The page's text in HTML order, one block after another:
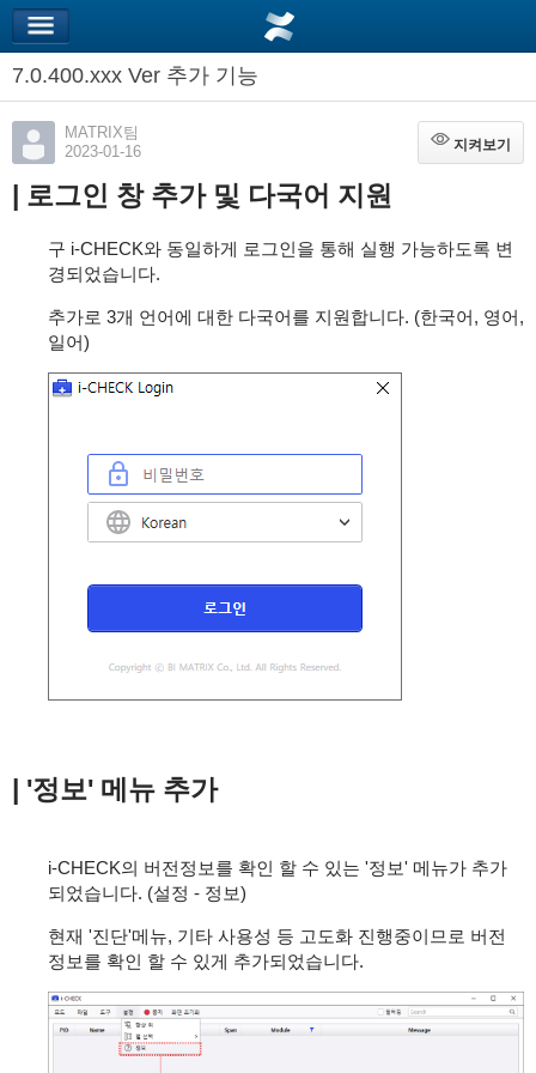
7.0.400.xxx Ver 추가 기능
MATRIX팀
2023-01-16
지켜보기
지켜보기
| 로그인 창 추가 및 다국어 지원
구 i-CHECK와 동일하게 로그인을 통해 실행 가능하도록 변
경되었습니다.
추가로 3개 언어에 대한 다국어를 지원합니다. (한국어, 영어,
일어)
| '정보' 메뉴 추가
i-CHECK의 버전정보를 확인 할 수 있는 '정보' 메뉴가 추가
되었습니다. (설정 - 정보)
현재 '진단'메뉴, 기타 사용성 등 고도화 진행중이므로 버전
정보를 확인 할 수 있게 추가되었습니다.